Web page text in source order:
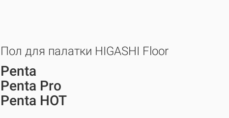
Пол для палатки HIGASHI Floor
Pentа
Penta Pro
Penta HOT